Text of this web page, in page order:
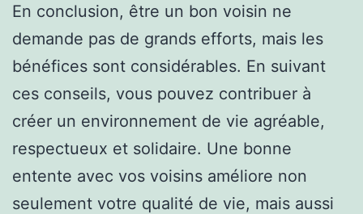
En conclusion, être un bon voisin ne
demande pas de grands efforts, mais les
bénéfices sont considérables. En suivant
ces conseils, vous pouvez contribuer à
créer un environnement de vie agréable,
respectueux et solidaire. Une bonne
entente avec vos voisins améliore non
seulement votre qualité de vie, mais aussi